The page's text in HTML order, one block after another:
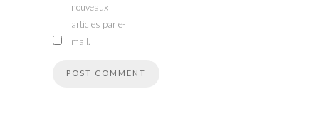
nouveaux
articles par e-
mail.